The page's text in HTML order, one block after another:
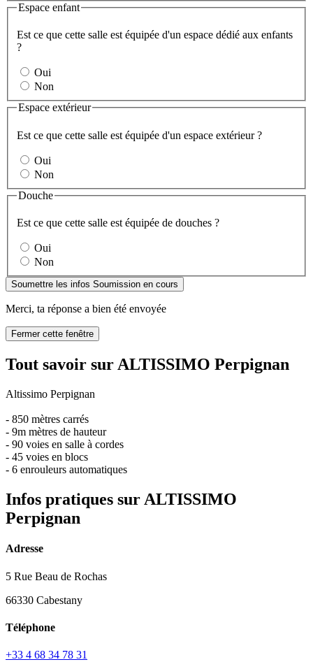
Espace enfant
Est ce que cette salle est équipée d'un espace dédié aux enfants
?
Oui
Non
Espace extérieur
Est ce que cette salle est équipée d'un espace extérieur ?
Oui
Non
Douche
Est ce que cette salle est équipée de douches ?
Oui
Non
Soumettre les infos Soumission en cours
Merci, ta réponse a bien été envoyée
Fermer cette fenêtre
Tout savoir sur ALTISSIMO Perpignan
Altissimo Perpignan
- 850 mètres carrés
- 9m mètres de hauteur
- 90 voies en salle à cordes
- 45 voies en blocs
- 6 enrouleurs automatiques
Infos pratiques sur ALTISSIMO
Perpignan
Adresse
5 Rue Beau de Rochas
66330 Cabestany
Téléphone
+33 4 68 34 78 31